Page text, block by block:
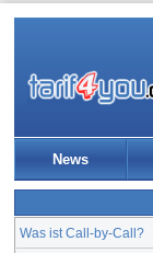
News
Was ist Call-by-Call?